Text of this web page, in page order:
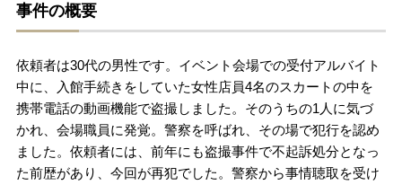
解決実績
ご依頼者からのお手紙
無料相談の口コミ評判
事件の概要
依頼者は30代の男性です。イベント会場での受付アルバイト
中に、入館手続きをしていた女性店員4名のスカートの中を
携帯電話の動画機能で盗撮しました。そのうちの1人に気づ
かれ、会場職員に発覚。警察を呼ばれ、その場で犯行を認め
ました。依頼者には、前年にも盗撮事件で不起訴処分となっ
た前歴があり、今回が再犯でした。警察から事情聴取を受け